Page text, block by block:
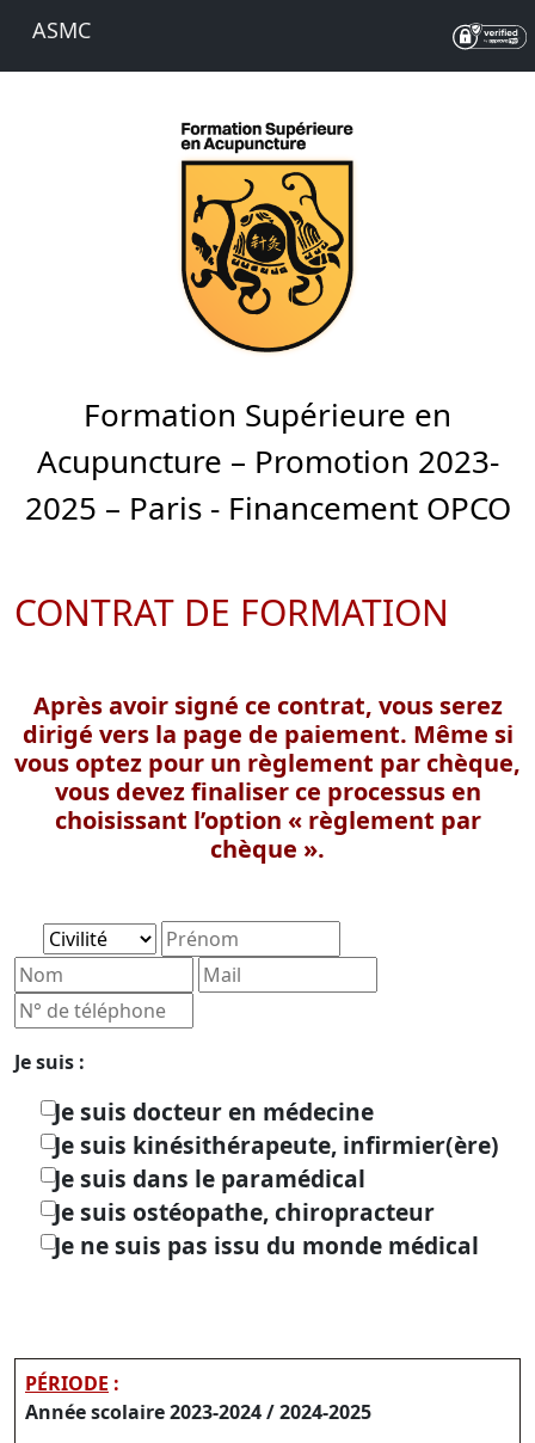
ASMC
Formation Supérieure en
Acupuncture – Promotion 2023-
2025 – Paris - Financement OPCO
CONTRAT DE FORMATION
Après avoir signé ce contrat, vous serez
dirigé vers la page de paiement. Même si
vous optez pour un règlement par chèque,
vous devez finaliser ce processus en
choisissant l’option « règlement par
chèque ».
Je suis :
Je suis docteur en médecine
Je suis kinésithérapeute, infirmier(ère)
Je suis dans le paramédical
Je suis ostéopathe, chiropracteur
Je ne suis pas issu du monde médical
PÉRIODE :
Année scolaire 2023-2024 / 2024-2025